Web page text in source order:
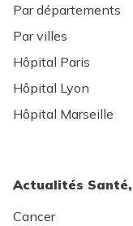
Par départements
Par villes
Hôpital Paris
Hôpital Lyon
Hôpital Marseille
Actualités
Cancer